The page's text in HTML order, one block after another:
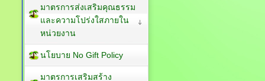
มาตรการส่งเสริมคุณธรรม
และความโปร่งใสภายใน
หน่วยงาน
นโยบาย No Gift Policy
มาตรการเสริมสร้าง